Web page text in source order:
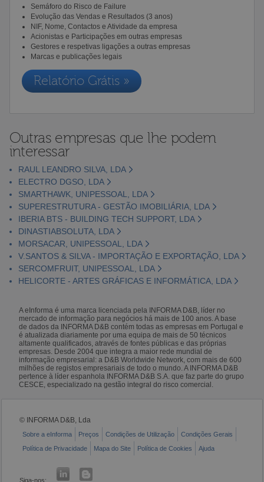
Semáforo do Risco de Failure
Evolução das Vendas e Resultados (3 anos)
NIF, Nome, Contactos e Atividade da empresa
Acionistas e Participações em outras empresas
Gestores e respetivas ligações a outras empresas
Marcas e publicações legais
Relatório Grátis »
Outras empresas que lhe podem
interessar
RAUL LEANDRO SILVA, LDA
ELECTRO DGSO, LDA
SMARTHAWK, UNIPESSOAL, LDA
SUPERESTRUTURA - GESTÃO IMOBILIÁRIA, LDA
IBERIA BTS - BUILDING TECH SUPPORT, LDA
DINASTIABSOLUTA, LDA
MORSACAR, UNIPESSOAL, LDA
V.SANTOS & SILVA - IMPORTAÇÃO E EXPORTAÇÃO, LDA
SERCOMFRUIT, UNIPESSOAL, LDA
HELICORTE - ARTES GRÁFICAS E INFORMÁTICA, LDA
A eInforma é uma marca licenciada pela INFORMA D&B, líder no
mercado de informação para negócios há mais de 100 anos. A base
de dados da INFORMA D&B contém todas as empresas em Portugal e
é atualizada diariamente por uma equipa de mais de 50 técnicos
altamente qualificados, através de fontes públicas e das próprias
empresas. Desde 2004 que integra a maior rede mundial de
informação empresarial: a D&B Worldwide Network, com mais de 600
milhões de registos empresariais de todo o mundo. A INFORMA D&B
pertence à líder espanhola INFORMA D&B S.A. que faz parte do grupo
CESCE, especializado na gestão integral do risco comercial.
© INFORMA D&B, Lda
Sobre a eInforma Preços Condições de Utilização
Condições Gerais
Política de Privacidade
Mapa do Site Política de Cookies Ajuda
Siga-nos: